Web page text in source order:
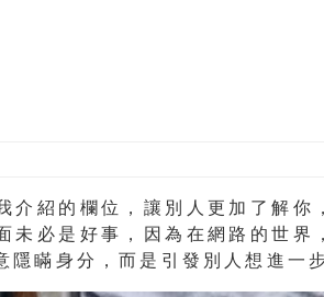
介紹的欄位，讓別人更加了解你
未必是好事，因為在網路的世界
隱瞞身分，而是引發別人想進一